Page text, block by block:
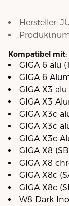
Hersteller:
Kompatibel mit:
GIGA 6 alu
GIGA 6
GIGA X3
GIGA X3
GIGA X3c
GIGA X3c
GIGA X3c
GIGA X8
GIGA X8
GIGA X8c
GIGA X8c
W8 Dark